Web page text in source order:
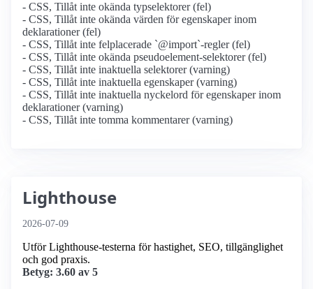
- CSS, Tillåt inte okända typselektorer (fel)
- CSS, Tillåt inte okända värden för egenskaper inom
deklarationer (fel)
- CSS, Tillåt inte felplacerade `@import`-regler (fel)
- CSS, Tillåt inte okända pseudoelement-selektorer (fel)
- CSS, Tillåt inte inaktuella selektorer (varning)
- CSS, Tillåt inte inaktuella egenskaper (varning)
- CSS, Tillåt inte inaktuella nyckelord för egenskaper inom
deklarationer (varning)
- CSS, Tillåt inte tomma kommentarer (varning)
Lighthouse
2026-07-09
Utför Lighthouse-testerna för hastighet, SEO, tillgänglighet
och god praxis.
Betyg: 3.60 av 5